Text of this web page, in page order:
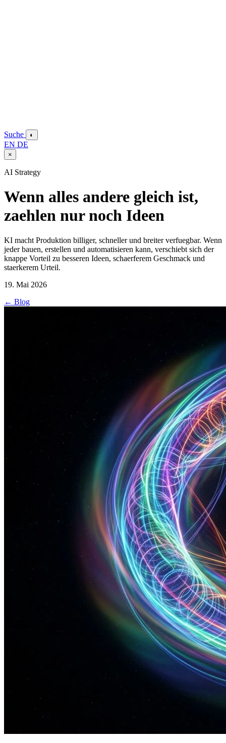
Suche ◐
EN DE
×
AI Strategy
Wenn alles andere gleich ist,
zaehlen nur noch Ideen
KI macht Produktion billiger, schneller und breiter verfuegbar. Wenn
jeder bauen, erstellen und automatisieren kann, verschiebt sich der
knappe Vorteil zu besseren Ideen, schaerferem Geschmack und
staerkerem Urteil.
19. Mai 2026
← Blog